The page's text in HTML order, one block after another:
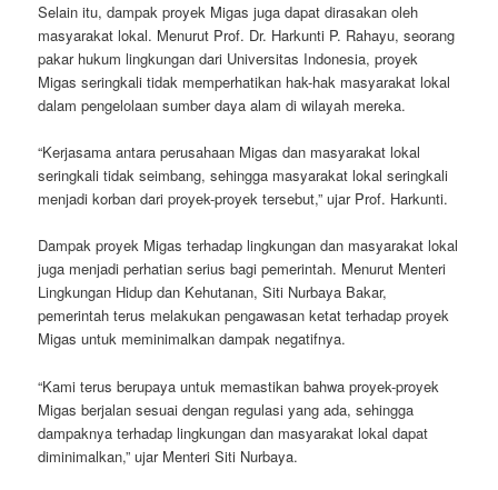
Selain itu, dampak proyek Migas juga dapat dirasakan oleh
masyarakat lokal. Menurut Prof. Dr. Harkunti P. Rahayu, seorang
pakar hukum lingkungan dari Universitas Indonesia, proyek
Migas seringkali tidak memperhatikan hak-hak masyarakat lokal
dalam pengelolaan sumber daya alam di wilayah mereka.
“Kerjasama antara perusahaan Migas dan masyarakat lokal
seringkali tidak seimbang, sehingga masyarakat lokal seringkali
menjadi korban dari proyek-proyek tersebut,” ujar Prof. Harkunti.
Dampak proyek Migas terhadap lingkungan dan masyarakat lokal
juga menjadi perhatian serius bagi pemerintah. Menurut Menteri
Lingkungan Hidup dan Kehutanan, Siti Nurbaya Bakar,
pemerintah terus melakukan pengawasan ketat terhadap proyek
Migas untuk meminimalkan dampak negatifnya.
“Kami terus berupaya untuk memastikan bahwa proyek-proyek
Migas berjalan sesuai dengan regulasi yang ada, sehingga
dampaknya terhadap lingkungan dan masyarakat lokal dapat
diminimalkan,” ujar Menteri Siti Nurbaya.